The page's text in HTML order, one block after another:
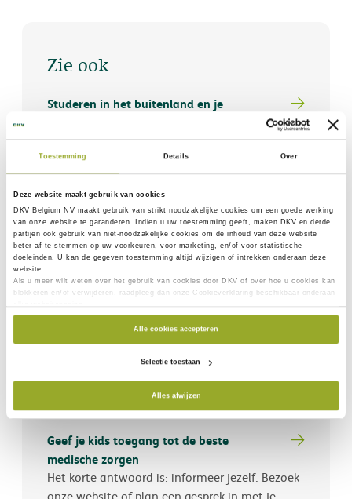
Toestemming Details Over
Deze website maakt gebruik van cookies
DKV Belgium NV maakt gebruik van strikt noodzakelijke cookies om een goede werking
van onze website te garanderen. Indien u uw toestemming geeft, maken DKV en derde
partijen ook gebruik van niet-noodzakelijke cookies om de inhoud van deze website
beter af te stemmen op uw voorkeuren, voor marketing, en/of voor statistische
doeleinden. U kan de gegeven toestemming altijd wijzigen of intrekken onderaan deze
website.
Als u meer wilt weten over het gebruik van cookies door DKV of over hoe u cookies kan
blokkeren en/of verwijderen, raadpleeg dan onze Cookieverklaring beschikbaar onderaan
Alle cookies accepteren
Selectie toestaan
Alles afwijzen
Zie ook
Studeren in het buitenland en je
Reizen verbreedt je horizon en studenten
vertrekken dan ook maar al te graag.
Hoe je medische kosten beperken bij het
ouder worden?
Hoe ouder je wordt, hoe groter de kans dat je
beroep moet doen op gezondheidszorgen. Dat
is een natuurlijk gegeven.
Hoe kun je je wapenen tegen stijgende
medische kosten?
Het is inderdaad zo dat de kosten van
ambulante medische behandelingen de laatste
jaren almaar stijgen.
Geef je kids toegang tot de beste
medische zorgen
Het korte antwoord is: informeer jezelf. Bezoek